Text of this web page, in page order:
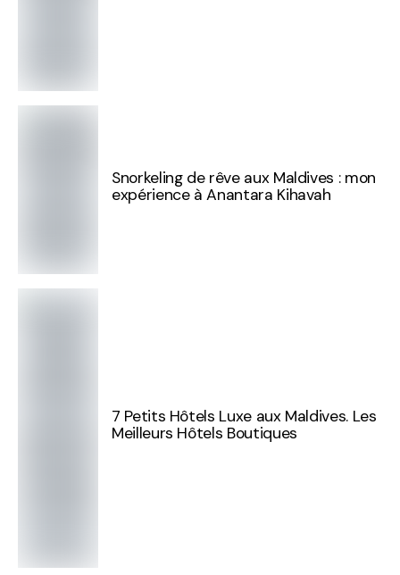
Snorkeling de rêve aux Maldives : mon
expérience à Anantara Kihavah
7 Petits Hôtels Luxe aux Maldives. Les
Meilleurs Hôtels Boutiques